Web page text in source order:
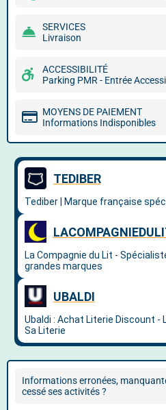
SERVICES
Livraison
ACCESSIBILITÉ
Parking PMR - Entrée
MOYENS DE PAIEMENT
Informations Indisponibles
Informations erronées,
cessé ses activités ?